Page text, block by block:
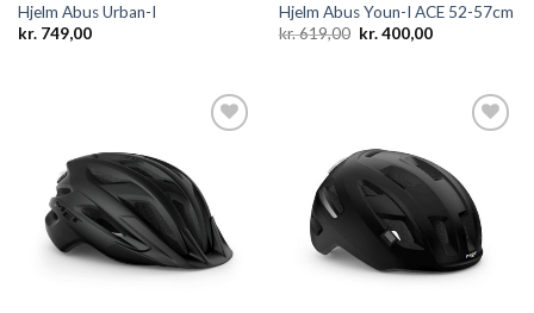
Hjelm Abus Urban-I
kr.749,00
Hjelm Abus Youn-I ACE 52-57cm
kr.619,00 Den
oprindelige
kr.400,00Den
kr. 400,00.
Add to
wishlist
Add to
wishlist